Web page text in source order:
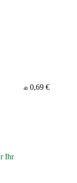
ab 0,69 €
Ihr